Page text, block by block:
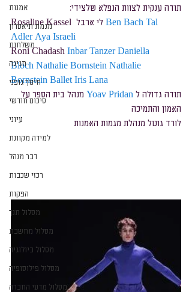
אמנות
מגמת תיאטרון
משלחות
חגיגה
חינוך גופני
סיכום חודשי
עיוני
למידה מקוונת
דבר מנהל
רכזי שכבות
הפקות
מסלול תנך
מסלול מחשבת
מסלול ביולוגיה
מסלול פילוסופיה
מסלול מדעי החברה
תודה ענקית לצוות הנפלא שלצידי:
Ben Bach Tal
Adler Aya Israeli
Roni Chadash Inbar Tanzer Daniella
Bloch Nathalie Bornstein Nathalie
Bornstein Ballet Iris Lana
תודה גדולה ל Yoav Pridan מנהל בית הספר על
האמון והתמיכה
לורד גוטל מנהלת מגמות האמנות